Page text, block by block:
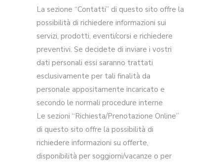
La sezione “Contatti” di questo sito offre la
possibilità di richiedere informazioni sui
servizi, prodotti, eventi/corsi e richiedere
preventivi. Se decidete di inviare i vostri
dati personali essi saranno trattati
esclusivamente per tali finalità da
personale appositamente incaricato e
secondo le normali procedure interne
Le sezioni “Richiesta/Prenotazione Online”
di questo sito offre la possibilità di
richiedere informazioni su offerte,
disponibilità per soggiorni/vacanze o per